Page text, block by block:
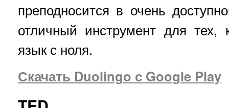
преподносится в очень
отличный инструмент для тех,
язык с ноля.
Скачать Duolingo с Google Play